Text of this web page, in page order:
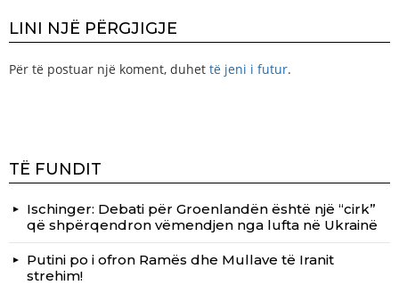
LINI NJË PËRGJIGJE
Për të postuar një koment, duhet të jeni i futur.
TË FUNDIT
Ischinger: Debati për Groenlandën është një “cirk”
që shpërqendron vëmendjen nga lufta në Ukrainë
Putini po i ofron Ramës dhe Mullave të Iranit
strehim!